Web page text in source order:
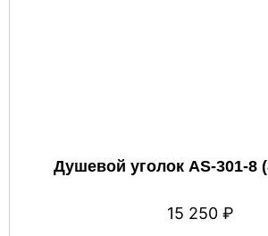
Душевой уголок AS-301-8
15 250 ₽